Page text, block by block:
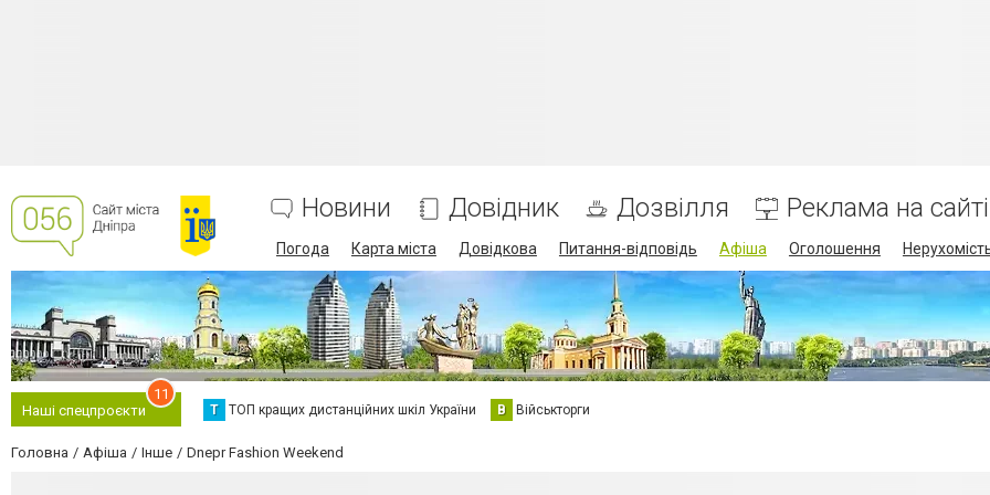
Новини Довідник Дозвілля Реклама на сайті
Погода Карта міста Довідкова Питання-відповідь Афіша Оголошення
Наші спецпроєкти
11
Т ТОП кращих дистанційних шкіл України В Військторги
Головна Афіша Інше Dnepr Fashion Weekend